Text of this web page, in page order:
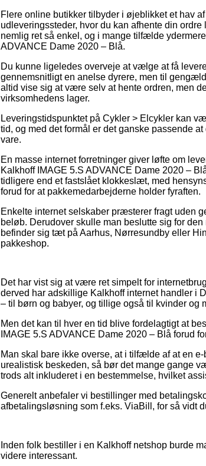
Flere online butikker tilbyder i øjeblikket et hav
udleveringssteder, hvor du kan afhente din
nemlig ret så enkel, og i mange tilfælde
ADVANCE Dame 2020 – Blå.
Du kunne ligeledes overveje at vælge at få
gennemsnitligt en anelse dyrere, men til
altid vise sig at være selv at hente ordren, men
virksomhedens lager.
Leveringstidspunktet på Cykler > Elcykler kan
tid, og med det formål er det ganske passende
vare.
En masse internet forretninger giver løfte om
Kalkhoff IMAGE 5.S ADVANCE Dame 2020 –
tidligere end et fastslået klokkeslæt, med
forud for at pakkemedarbejderne holder fyraften.
Enkelte internet selskaber præsterer fragt uden
beløb. Derudover skulle man beslutte sig for
befinder sig tæt på Aarhus, Nørresundby eller
pakkeshop.
Det har vist sig at være ret simpelt for
derved har adskillige Kalkhoff internet handler i
– til børn og babyer, og tillige også til kvinder
Men det kan til hver en tid blive fordelagtigt at
IMAGE 5.S ADVANCE Dame 2020 – Blå forud
Man skal bare ikke overse, at i tilfælde af at en
urealistisk beskeden, så bør det mange gange
trods alt inkluderet i en bestemmelse, hvilket
Generelt anbefaler vi bestillinger med
afbetalingsløsning som f.eks. ViaBill, for så vidt
Inden folk bestiller i en Kalkhoff netshop burde
videre interessant.